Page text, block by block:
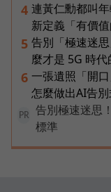
4 連黃仁勳都叫
新定義「有價
5 告別「極速迷
麼才是 5G 時代
6 一張遺照「開
怎麼做出AI告
PR
告別極速迷思
標準